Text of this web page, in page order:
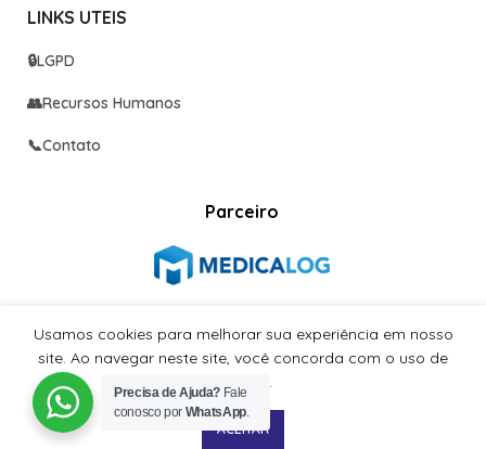
LINKS UTEIS
🔒LGPD
👥Recursos Humanos
📞Contato
Parceiro
Redes sociais
Já nos segue nas redes sociais?
Usamos cookies para melhorar sua experiência em nosso
site. Ao navegar neste site, você concorda com o uso de
cookies.
ACEITAR
Precisa de Ajuda?Fale
conosco por WhatsApp.